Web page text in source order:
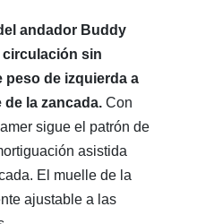
andador Buddy
circulación sin
peso de izquierda a
la zancada. Con
sigue el patrón de
asistida
El muelle de la
ajustable a las